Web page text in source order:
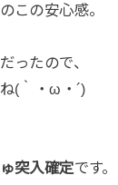
この安心感。
ったので、
(｀・ω・´)
突入確定です。